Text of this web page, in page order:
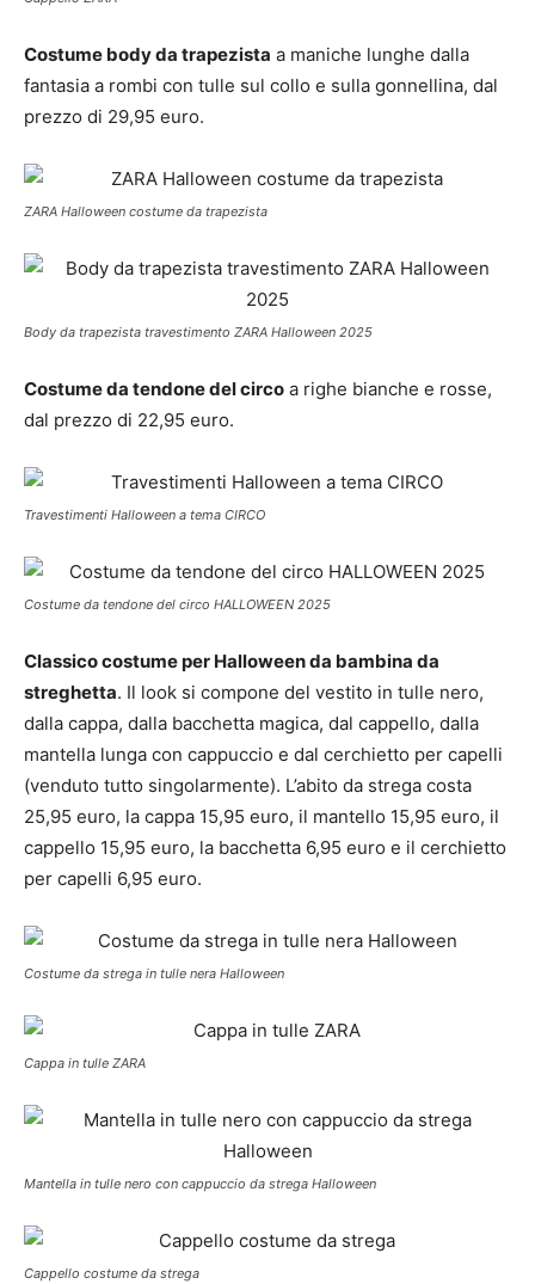
Costume body da trapezista a maniche lunghe dalla
fantasia a rombi con tulle sul collo e sulla gonnellina, dal
prezzo di 29,95 euro.
ZARA Halloween costume da trapezista
Body da trapezista travestimento ZARA Halloween 2025
Costume da tendone del circo a righe bianche e rosse,
dal prezzo di 22,95 euro.
Travestimenti Halloween a tema CIRCO
Costume da tendone del circo HALLOWEEN 2025
Classico costume per Halloween da bambina da
streghetta. Il look si compone del vestito in tulle nero,
dalla cappa, dalla bacchetta magica, dal cappello, dalla
mantella lunga con cappuccio e dal cerchietto per capelli
(venduto tutto singolarmente). L’abito da strega costa
25,95 euro, la cappa 15,95 euro, il mantello 15,95 euro, il
cappello 15,95 euro, la bacchetta 6,95 euro e il cerchietto
per capelli 6,95 euro.
Costume da strega in tulle nera Halloween
Cappa in tulle ZARA
Mantella in tulle nero con cappuccio da strega Halloween
Cappello costume da strega